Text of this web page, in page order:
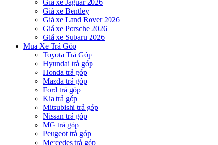
Giá xe Jaguar 2026
Giá xe Bentley
Giá xe Land Rover 2026
Giá xe Porsche 2026
Giá xe Subaru 2026
Mua Xe Trả Góp
Toyota Trả Góp
Hyundai trả góp
Honda trả góp
Mazda trả góp
Ford trả góp
Kia trả góp
Mitsubishi trả góp
Nissan trả góp
MG trả góp
Peugeot trả góp
Mercedes trả góp